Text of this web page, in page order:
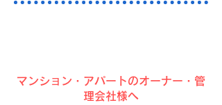
マンション・アパートのオーナー・管
理会社様へ